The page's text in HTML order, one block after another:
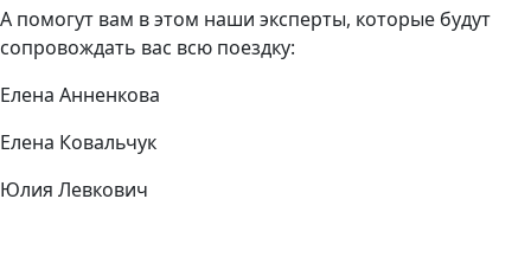
А помогут вам в этом наши эксперты, которые будут
сопровождать вас всю поездку:
Елена Анненкова
Елена Ковальчук
Юлия Левкович